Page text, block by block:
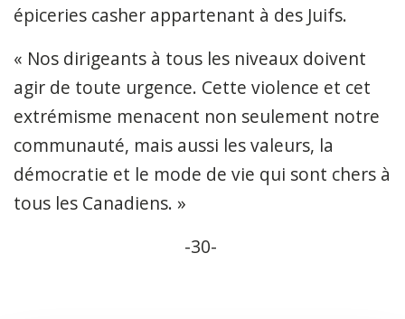
épiceries casher appartenant à des Juifs.
« Nos dirigeants à tous les niveaux doivent
agir de toute urgence. Cette violence et cet
extrémisme menacent non seulement notre
communauté, mais aussi les valeurs, la
démocratie et le mode de vie qui sont chers à
tous les Canadiens. »
-30-